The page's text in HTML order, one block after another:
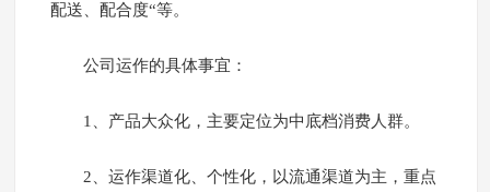
配送、配合度“等。
公司运作的具体事宜：
1、产品大众化，主要定位为中底档消费人群。
2、运作渠道化、个性化，以流通渠道为主，重点